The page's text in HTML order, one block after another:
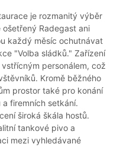
je rozmanitý výběr
Radegast ani
každý měsíc ochutnávat
"Volba sládků." Zařízení
personálem, což
Kromě běžného
prostor také pro konání
firemních setkání.
široká škála hostů.
tankové pivo a
mezi vyhledávané